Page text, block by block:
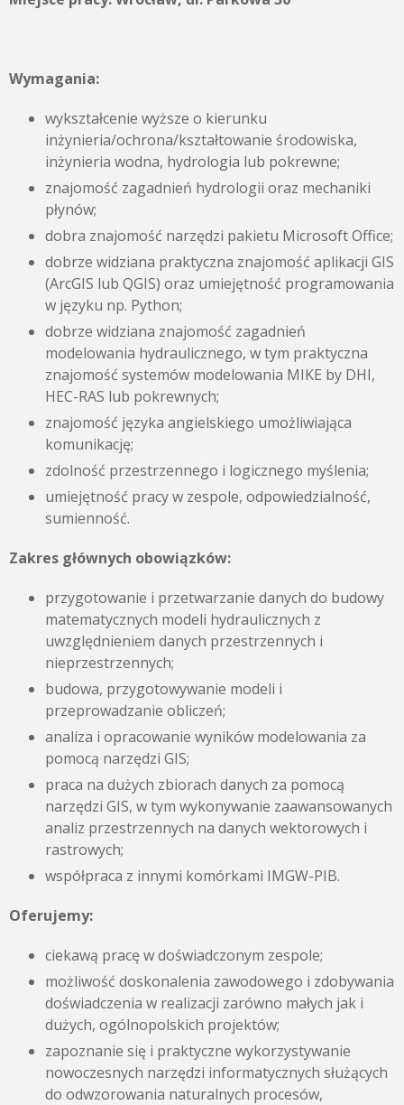
Wymagania:
wykształcenie wyższe o kierunku
inżynieria/ochrona/kształtowanie środowiska,
inżynieria wodna, hydrologia lub pokrewne;
znajomość zagadnień hydrologii oraz mechaniki
płynów;
dobra znajomość narzędzi pakietu Microsoft Office;
dobrze widziana praktyczna znajomość aplikacji GIS
(ArcGIS lub QGIS) oraz umiejętność programowania
w języku np. Python;
dobrze widziana znajomość zagadnień
modelowania hydraulicznego, w tym praktyczna
znajomość systemów modelowania MIKE by DHI,
HEC-RAS lub pokrewnych;
znajomość języka angielskiego umożliwiająca
komunikację;
zdolność przestrzennego i logicznego myślenia;
umiejętność pracy w zespole, odpowiedzialność,
sumienność.
Zakres głównych obowiązków:
przygotowanie i przetwarzanie danych do budowy
matematycznych modeli hydraulicznych z
uwzględnieniem danych przestrzennych i
nieprzestrzennych;
budowa, przygotowywanie modeli i
przeprowadzanie obliczeń;
analiza i opracowanie wyników modelowania za
pomocą narzędzi GIS;
praca na dużych zbiorach danych za pomocą
narzędzi GIS, w tym wykonywanie zaawansowanych
analiz przestrzennych na danych wektorowych i
rastrowych;
współpraca z innymi komórkami IMGW-PIB.
Oferujemy:
ciekawą pracę w doświadczonym zespole;
możliwość doskonalenia zawodowego i zdobywania
doświadczenia w realizacji zarówno małych jak i
dużych, ogólnopolskich projektów;
zapoznanie się i praktyczne wykorzystywanie
nowoczesnych narzędzi informatycznych służących
do odwzorowania naturalnych procesów,